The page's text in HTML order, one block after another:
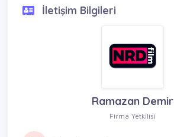
İletişim Bilgileri
Ramazan Demir
Firma Yetkilisi